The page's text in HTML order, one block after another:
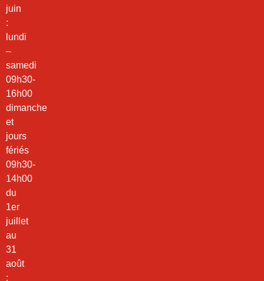
juin
:
lundi
–
samedi
09h30-
16h00
dimanche
et
jours
fériés
09h30-
14h00
du
1er
juillet
au
31
août
: